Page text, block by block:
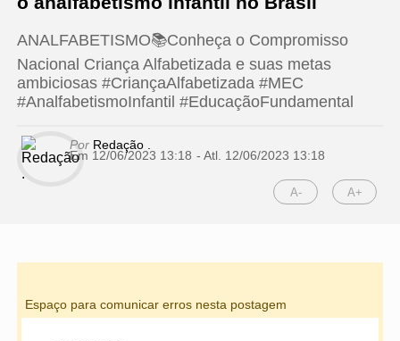
ANALFABETISMO📚Conheça o Compromisso
Nacional Criança Alfabetizada e suas metas
ambiciosas #CriançaAlfabetizada #MEC
#AnalfabetismoInfantil #EducaçãoFundamental
Por Redação .
Em 12/06/2023 13:18 - Atl. 12/06/2023 13:18
A- A+
Espaço para comunicar erros nesta postagem